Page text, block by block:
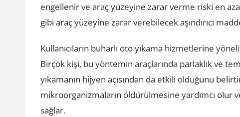
engellenir ve araç yüzeyine zarar verme riski en
gibi araç yüzeyine zarar verebilecek aşındırıcı
Kullanıcıların buharlı oto yıkama hizmetlerine
Birçok kişi, bu yöntemin araçlarında parlaklık ve
yıkamanın hijyen açısından da etkili olduğunu
mikroorganizmaların öldürülmesine yardımcı olur
sağlar.